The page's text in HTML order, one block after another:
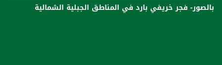
بالصور- فجر خريفي بارد في المناطق الجبلية الشمالية